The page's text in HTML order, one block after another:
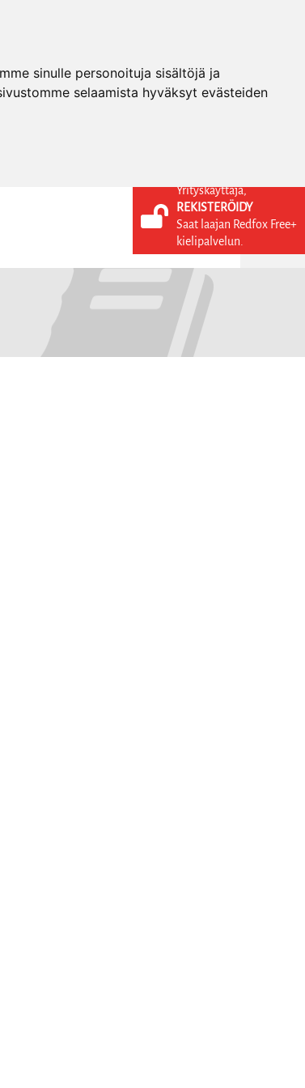
sinulle personoituja sisältöjä ja
selaamista hyväksyt evästeiden
KIRJAUDU SISÄÄN
REKISTERÖIDY
Yrityskäyttäjä,
REKISTERÖIDY
Saat laajan Redfox Free+
kielipalvelun.